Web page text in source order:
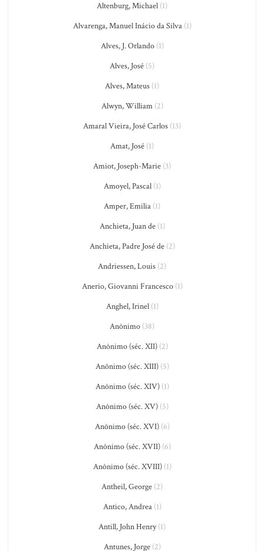
Altenburg, Michael (1)
Alvarenga, Manuel Inácio da Silva(1)
Alves, J. Orlando(1)
Alves, José (5)
Alves, Mateus (1)
Alwyn, William(2)
Amaral Vieira, José Carlos (13)
Amat, José (1)
Amiot, Joseph-Marie (3)
Amoyel, Pascal(1)
Amper, Emilia (1)
Anchieta, Juan de(1)
Anchieta, Padre José de(2)
Andriessen, Louis (2)
Anerio, Giovanni Francesco(1)
Anghel, Irinel(1)
Anônimo (38)
Anônimo (séc. XII)(2)
Anônimo (séc. XIII)(5)
Anônimo (séc. XIV)(1)
Anônimo (séc. XV)(5)
Anônimo (séc. XVI)(6)
Anônimo (séc. XVII)(6)
Anônimo (séc. XVIII)(1)
Antheil, George (2)
Antico, Andrea(1)
Antill, John Henry(1)
Antunes, Jorge(2)